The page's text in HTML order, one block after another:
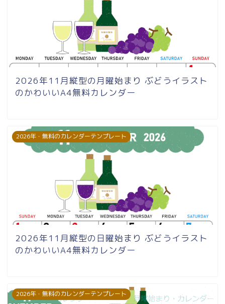
2026年11月縦型の月曜始まり ぶどうイラスト
のかわいいA4無料カレンダー
2026年・無料のカレンダーテンプレート
2026年11月縦型の日曜始まり ぶどうイラスト
のかわいいA4無料カレンダー
2026年・無料のカレンダーテンプレート